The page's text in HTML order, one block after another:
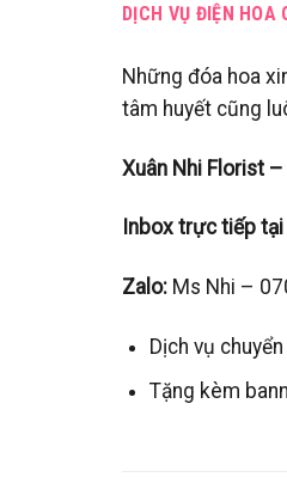
DỊCH VỤ ĐIỆN HOA
Những đóa hoa
tâm huyết cũng
Xuân Nhi Florist
Inbox trực tiếp
Zalo: Ms Nhi –
Dịch vụ
Tặng kèm